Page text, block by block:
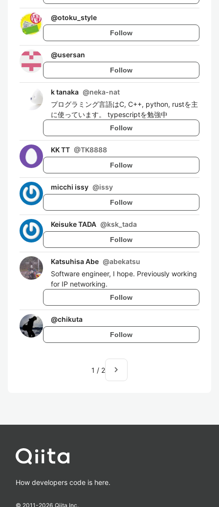
@otoku_style
Follow
@usersan
Follow
k tanaka @neka-nat
プログラミング言語はC, C++, python, rustを主
に使っています。 typescriptを勉強中
Follow
KK TT @TK8888
Follow
micchi issy @issy
Follow
Keisuke TADA @ksk_tada
Follow
Katsuhisa Abe @abekatsu
Software engineer, I hope. Previously working
for IP networking.
Follow
@chikuta
Follow
1 / 2 navigate_next
How developers code is here.
© 2011-2026 Qiita Inc.